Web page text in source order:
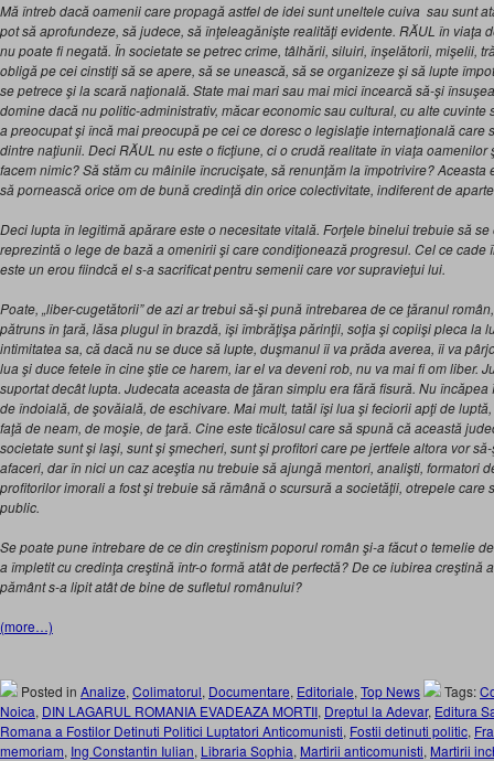
Mă întreb dacă oamenii care propagă astfel de idei sunt uneltele cuiva sau sunt
pot să aprofundeze, să judece, să înţeleagănişte realităţi evidente. RĂUL în viaţa
nu poate fi negată. În societate se petrec crime, tâlhării, siluiri, înşelătorii, mişelii,
obligă pe cei cinstiţi să se apere, să se unească, să se organizeze şi să lupte
se petrece şi la scară naţională. State mai mari sau mai mici încearcă să-şi
domine dacă nu politic-administrativ, măcar economic sau cultural, cu alte
a preocupat şi încă mai preocupă pe cei ce doresc o legislaţie internaţională care
dintre naţiunii. Deci RĂUL nu este o ficţiune, ci o crudă realitate în viaţa oamenilor
facem nimic? Să stăm cu mâinile încrucişate, să renunţăm la împotrivire?
să pornească orice om de bună credinţă din orice colectivitate, indiferent de
Deci lupta în legitimă apărare este o necesitate vitală. Forţele binelui trebuie să
reprezintă o lege de bază a omenirii şi care condiţionează progresul. Cel ce
este un erou fiindcă el s-a sacrificat pentru semenii care vor supravieţui lui.
Poate, „liber-cugetătorii” de azi ar trebui să-şi pună întrebarea de ce ţăranul
pătruns în ţară, lăsa plugul în brazdă, îşi îmbrăţişa părinţii, soţia şi copiişi pleca la
intimitatea sa, că dacă nu se duce să lupte, duşmanul îi va prăda averea, îi va
lua şi duce fetele în cine ştie ce harem, iar el va deveni rob, nu va mai fi om liber.
suportat decât lupta. Judecata aceasta de ţăran simplu era fără fisură. Nu
de îndoială, de şovăială, de eschivare. Mai mult, tatăl îşi lua şi feciorii apţi de
faţă de neam, de moşie, de ţară. Cine este ticălosul care să spună că această
societate sunt şi laşi, sunt şi şmecheri, sunt şi profitori care pe jertfele altora vor
afaceri, dar în nici un caz aceştia nu trebuie să ajungă mentori, analişti, formatori
profitorilor imorali a fost şi trebuie să rămână o scursură a societăţii, otrepele care
public.
Se poate pune întrebare de ce din creştinism poporul român şi-a făcut o temelie
a împletit cu credinţa creştină într-o formă atât de perfectă? De ce iubirea creştină
pământ s-a lipit atât de bine de sufletul românului?
(more…)
Posted in Analize, Colimatorul, Documentare, Editoriale, Top News Tags:
Noica, DIN LAGARUL ROMANIA EVADEAZA MORTII, Dreptul la Adevar, Editura
Romana a Fostilor Detinuti Politici Luptatori Anticomunisti, Fostii detinuti politic,
memoriam, Ing Constantin Iulian, Libraria Sophia, Martirii anticomunisti, Martirii